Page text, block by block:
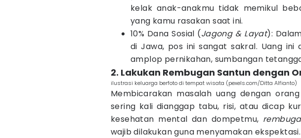
kelak anak-anakmu tidak memikul
yang kamu rasakan saat ini.
10% Dana Sosial (Jagong & Layat):
di Jawa, pos ini sangat sakral. Uang ini
amplop pernikahan, sumbangan
2. Lakukan Rembugan Santun dengan
ilustrasi keluarga berfoto di tempat wisata (pexels.com/Ditta Alfianto)
Membicarakan masalah uang dengan
sering kali dianggap tabu, risi, atau dicap
kesehatan mental dan dompetmu,
wajib dilakukan guna menyamakan ekspektasi.